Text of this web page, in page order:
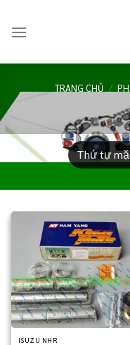
TRANG CHỦ /
ISUZU NHR